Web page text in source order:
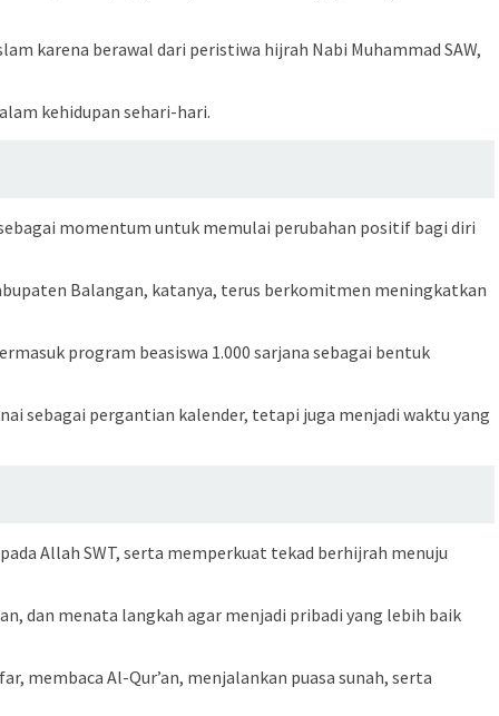
karena berawal dari peristiwa hijrah Nabi Muhammad SAW,
kehidupan sehari-hari.
momentum untuk memulai perubahan positif bagi diri
Balangan, katanya, terus berkomitmen meningkatkan
program beasiswa 1.000 sarjana sebagai bentuk
sebagai pergantian kalender, tetapi juga menjadi waktu yang
Allah SWT, serta memperkuat tekad berhijrah menuju
dan menata langkah agar menjadi pribadi yang lebih baik
membaca Al-Qur’an, menjalankan puasa sunah, serta